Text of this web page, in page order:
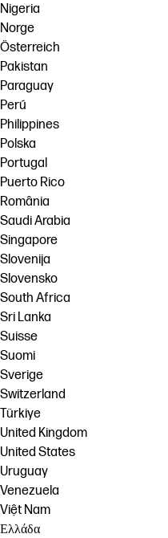
Nigeria
Norge
Österreich
Pakistan
Paraguay
Perú
Philippines
Polska
Portugal
Puerto Rico
România
Saudi Arabia
Singapore
Slovenija
Slovensko
South Africa
Sri Lanka
Suisse
Suomi
Sverige
Switzerland
Türkiye
United Kingdom
United States
Uruguay
Venezuela
Việt Nam
Ελλάδα